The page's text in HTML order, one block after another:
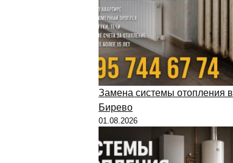
Замена системы отопления в
Бирево
01.08.2026